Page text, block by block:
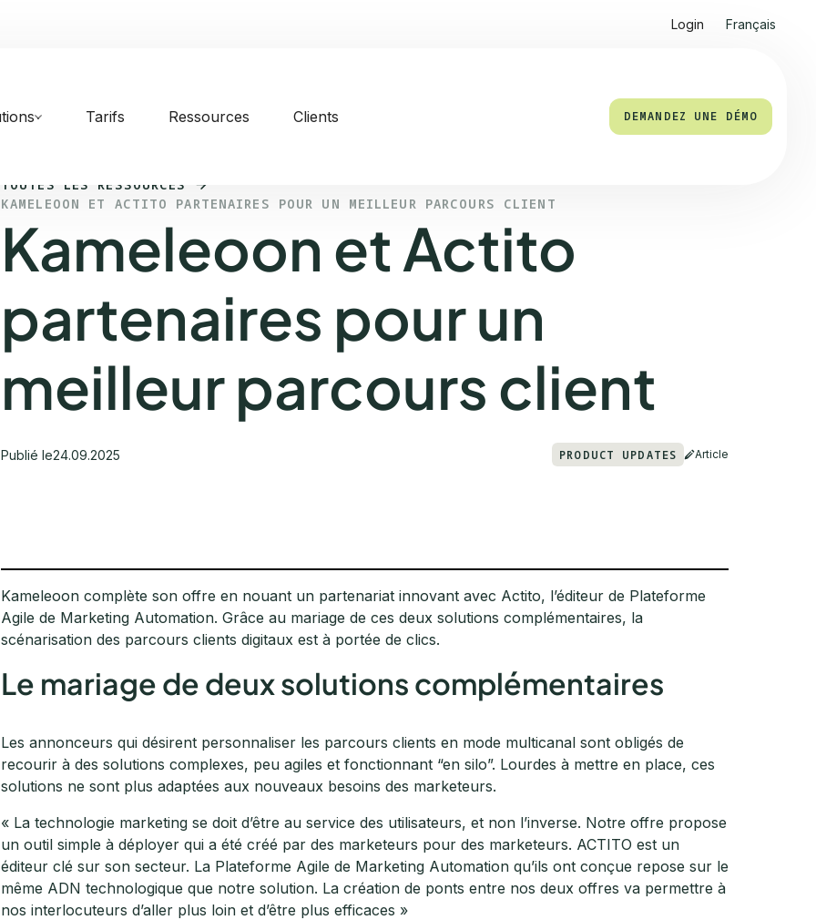
Login Français
Tarifs Ressources Clients DEMANDEZ UNE DÉMO
TOUTES LES RESSOURCES
KAMELEOON ET ACTITO PARTENAIRES POUR UN MEILLEUR PARCOURS CLIENT
Kameleoon et Actito
partenaires pour un
meilleur parcours client
Publié le24.09.2025 PRODUCT UPDATES Article
Kameleoon complète son offre en nouant un partenariat innovant avec Actito, l’éditeur de Plateforme
Agile de Marketing Automation. Grâce au mariage de ces deux solutions complémentaires, la
scénarisation des parcours clients digitaux est à portée de clics.
Le mariage de deux solutions complémentaires
Les annonceurs qui désirent personnaliser les parcours clients en mode multicanal sont obligés de
recourir à des solutions complexes, peu agiles et fonctionnant “en silo”. Lourdes à mettre en place, ces
solutions ne sont plus adaptées aux nouveaux besoins des marketeurs.
« La technologie marketing se doit d’être au service des utilisateurs, et non l’inverse. Notre offre propose
un outil simple à déployer qui a été créé par des marketeurs pour des marketeurs. ACTITO est un
éditeur clé sur son secteur. La Plateforme Agile de Marketing Automation qu’ils ont conçue repose sur le
même ADN technologique que notre solution. La création de ponts entre nos deux offres va permettre à
nos interlocuteurs d’aller plus loin et d’être plus efficaces »